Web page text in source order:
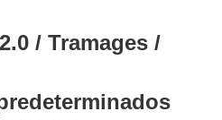
/ Tramages /